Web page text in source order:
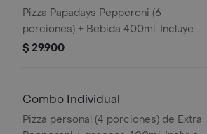
Pizza Papadays Pepperoni (6
porciones) + Bebida 400ml. Incluye
Salsa de Ajo, Sazonador Pimienta
$ 29.900
Combo Individual
Pizza personal (4 porciones) de Extra